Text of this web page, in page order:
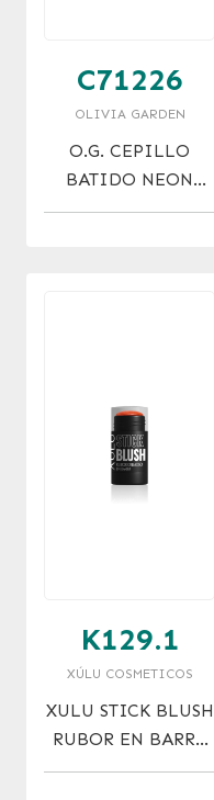
C71226
OLIVIA GARDEN
O.G. CEPILLO
BATIDO NEON
NARANJA
K129.1
XÚLU COSMETICOS
XULU STICK BLUSH
RUBOR EN BARRA
NRO. 1